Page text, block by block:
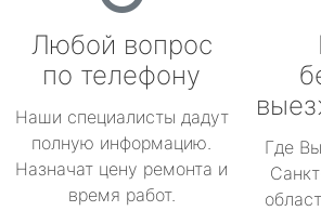
Любой вопрос
по телефону
Наши специалисты дадут
полную информацию.
Назначат цену ремонта и
время работ.
Где